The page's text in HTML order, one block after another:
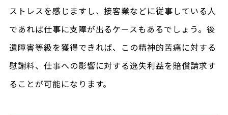
ストレスを感じますし、接客業などに従事している人
であれば仕事に支障が出るケースもあるでしょう。後
遺障害等級を獲得できれば、この精神的苦痛に対する
慰謝料、仕事への影響に対する逸失利益を賠償請求す
ることが可能になります。